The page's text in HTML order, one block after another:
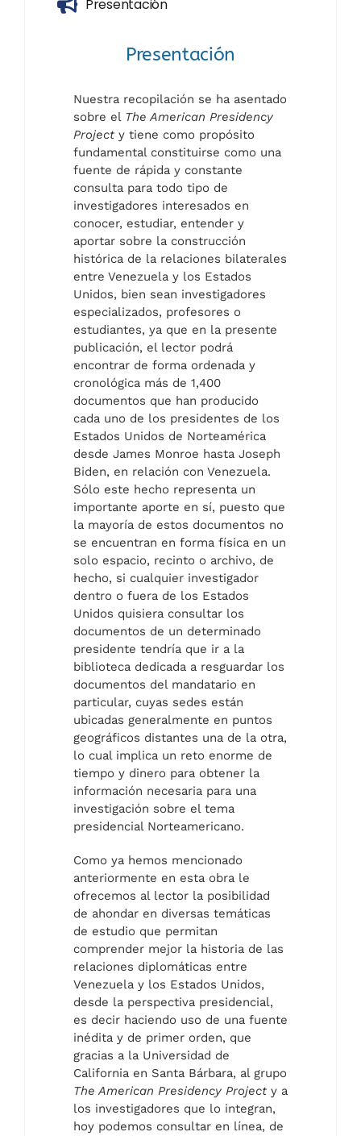
Presentación
Presentación
Nuestra recopilación se ha asentado
sobre el The American Presidency
Projecty tiene como propósito
fundamental constituirse como una
fuente de rápida y constante
consulta para todo tipo de
investigadores interesados en
conocer, estudiar, entender y
aportar sobre la construcción
histórica de la relaciones bilaterales
entre Venezuela y los Estados
Unidos, bien sean investigadores
especializados, profesores o
estudiantes, ya que en la presente
publicación, el lector podrá
encontrar de forma ordenada y
cronológica más de 1,400
documentos que han producido
cada uno de los presidentes de los
Estados Unidos de Norteamérica
desde James Monroe hasta Joseph
Biden, en relación con Venezuela.
Sólo este hecho representa un
importante aporte en sí, puesto que
la mayoría de estos documentos no
se encuentran en forma física en un
solo espacio, recinto o archivo, de
hecho, si cualquier investigador
dentro o fuera de los Estados
Unidos quisiera consultar los
documentos de un determinado
presidente tendría que ir a la
biblioteca dedicada a resguardar los
documentos del mandatario en
particular, cuyas sedes están
ubicadas generalmente en puntos
geográficos distantes una de la otra,
lo cual implica un reto enorme de
tiempo y dinero para obtener la
información necesaria para una
investigación sobre el tema
presidencial Norteamericano.
Como ya hemos mencionado
anteriormente en esta obra le
ofrecemos al lector la posibilidad
de ahondar en diversas temáticas
de estudio que permitan
comprender mejor la historia de las
relaciones diplomáticas entre
Venezuela y los Estados Unidos,
desde la perspectiva presidencial,
es decir haciendo uso de una fuente
inédita y de primer orden, que
gracias a la Universidad de
California en Santa Bárbara, al grupo
The American Presidency Projecty a
los investigadores que lo integran,
hoy podemos consultar en línea, de